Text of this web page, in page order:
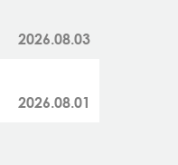
2026.08.03
2026.08.01